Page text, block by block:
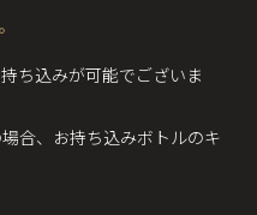
ち込みが可能でございま
合、お持ち込みボトルのキ